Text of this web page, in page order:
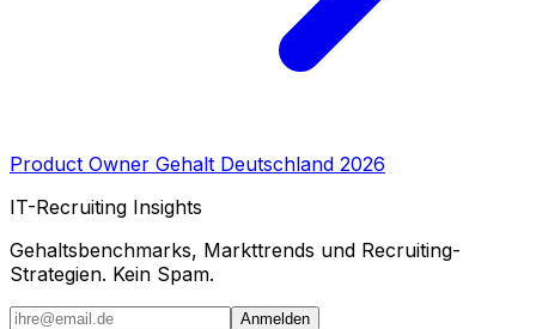
Product Owner Gehalt Deutschland 2026
IT-Recruiting Insights
Gehaltsbenchmarks, Markttrends und Recruiting-
Strategien. Kein Spam.
Anmelden